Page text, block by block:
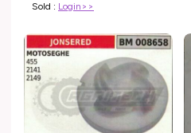
Sold : Login>>